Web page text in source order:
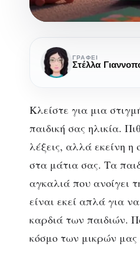
Ο
μαγικός
κόσμος
και
ο
ρόλος
των
εικονογράφων
ΓΡΆΦΕΙ
Στέλλα
Κλείστε για μια
παιδική σας ηλικία.
λέξεις, αλλά εκείνη
στα μάτια σας. Τα
αγκαλιά που ανοίγει
είναι εκεί απλά για
καρδιά των παιδιών.
κόσμο των μικρών μας